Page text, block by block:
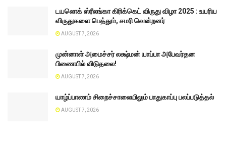
டயலொக் ஸ்ரீலங்கா கிரிக்கெட் விருது விழா 2025 : உயரிய
விருதுகளை பெத்தும், சமரி வென்றனர்
AUGUST 7, 2026
முன்னாள் அமைச்சர் லக்ஷ்மன் யாப்பா அபேவர்தன
பிணையில் விடுதலை!
AUGUST 7, 2026
யாழ்ப்பாணம் சிறைச்சாலையிலும் பாதுகாப்பு பலப்படுத்தல்
AUGUST 7, 2026